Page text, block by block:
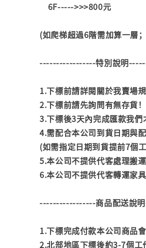
6F----->>>800元
(如爬梯超過6階需加算一層
-----------------特別說明
1.下標前請詳閱關於我賣場
2.下標前請先詢問有無存貨！
3.下標後3天內完成匯款我們
4.需配合本公司到貨日期與
(如需指定日期到貨提前7個
5.本公司不提供代客處理搬
6.本公司不提供代客轉運家
-----------------商品配送說
1.下標完成付款本公司商品
2.北部地區下標後約3-7個工